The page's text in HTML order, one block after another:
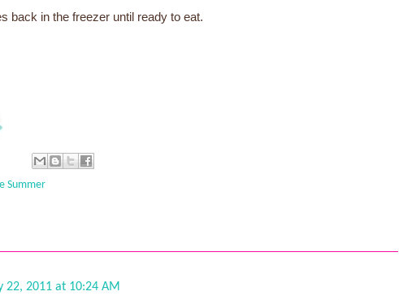
back in the freezer until ready to eat.
Summer
22, 2011 at 10:24 AM